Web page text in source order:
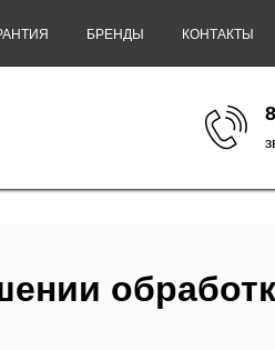
БРЕНДЫ КОНТАКТЫ